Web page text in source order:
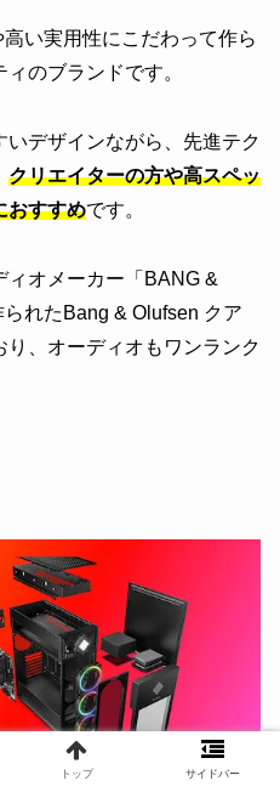
い実用性にこだわって作ら
のブランドです。
デザインながら、先進テク
クリエイターの方や高スペッ
おすすめです。
ィオメーカー「BANG &
れたBang & Olufsen クア
、オーディオもワンランク
トップ サイドバー